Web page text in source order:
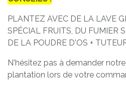
PLANTEZ AVEC DE LA LAVE
SPÉCIAL FRUITS, DU FUMIER
DE LA POUDRE D'OS +
N'hésitez pas à demander
plantation lors de votre